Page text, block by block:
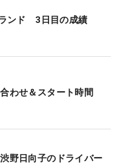
つ伸ばして迎えた18
運び、ウェッジを握
グリーンで、3日目
。3打目は、わずか
、もともと打った位
目もダフった影響で
てきた。今度はグリ
ートルほどのパーパ
ンド 3日目の成績
わせ＆スタート時間
野日向子のドライバー